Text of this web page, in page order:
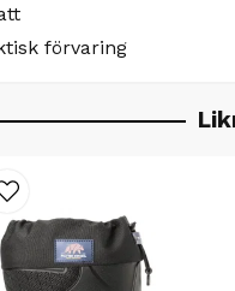
förvaring